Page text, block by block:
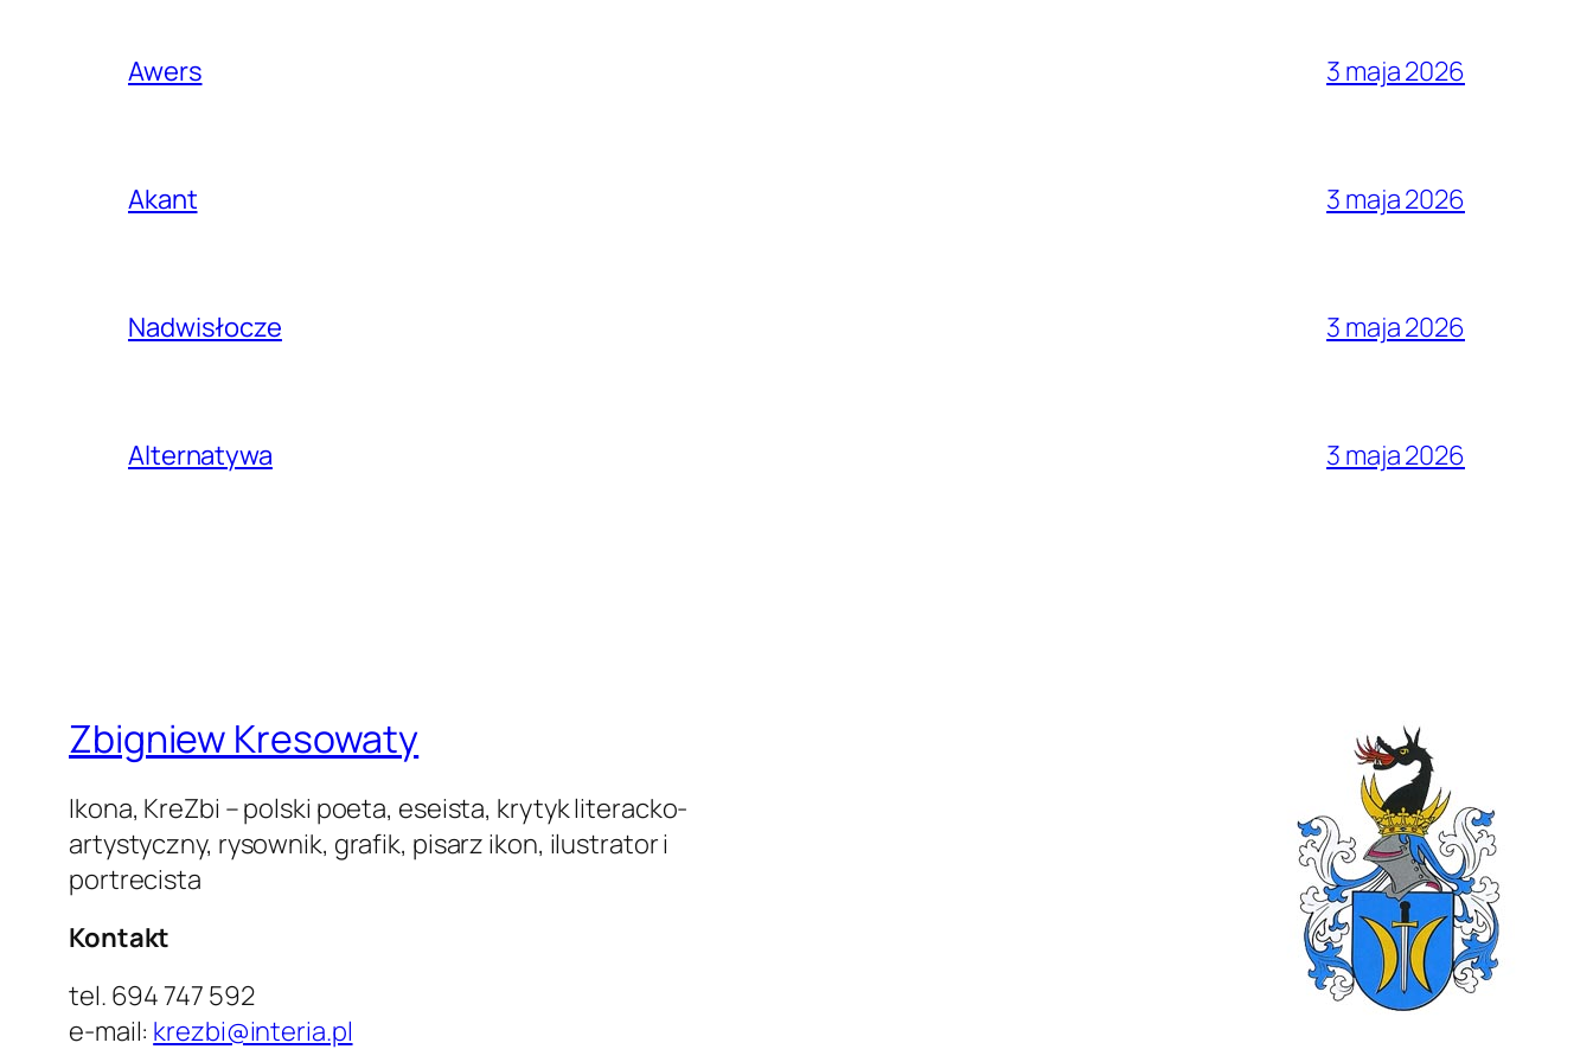
Awers 3 maja 2026
Akant 3 maja 2026
Nadwisłocze 3 maja 2026
Alternatywa 3 maja 2026
Zbigniew Kresowaty
Ikona, KreZbi – polski poeta, eseista, krytyk literacko-
artystyczny, rysownik, grafik, pisarz ikon, ilustrator i
portrecista
Kontakt
tel. 694 747 592
e-mail: krezbi@interia.pl